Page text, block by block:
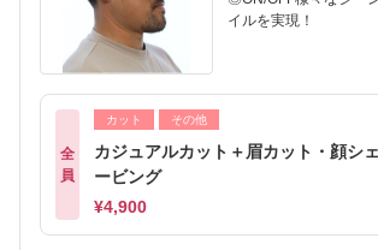
イルを実現！
全
員
カット その他
カジュアルカット＋眉カット・顔シェ
ービング
¥4,900